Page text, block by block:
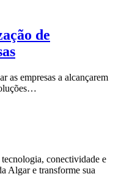
de
as empresas a alcançarem
conectividade e
Algar e transforme sua